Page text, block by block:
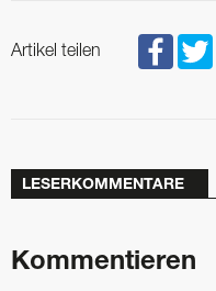
Artikel teilen
LESERKOMMENTARE
Kommentieren